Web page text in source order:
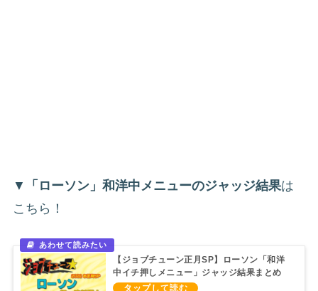
▼ 「ローソン」和洋中メニューのジャッジ結果は
こちら！
【ジョブチューン正月SP】ローソン「和洋
中イチ押しメニュー」ジャッジ結果まとめ
（2022/1/1）